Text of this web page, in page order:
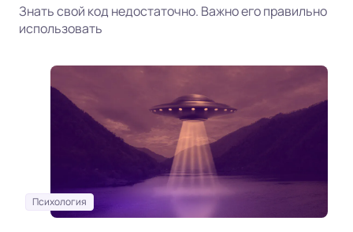
Знать свой код недостаточно. Важно его правильно
использовать
Психология